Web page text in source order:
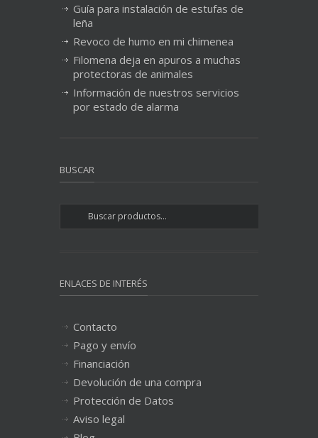
Guía para instalación de estufas de
leña
Revoco de humo en mi chimenea
Filomena deja en apuros a muchas
protectoras de animales
Información de nuestros servicios
por estado de alarma
BUSCAR
ENLACES DE INTERÉS
Contacto
Pago y envío
Financiación
Devolución de una compra
Protección de Datos
Aviso legal